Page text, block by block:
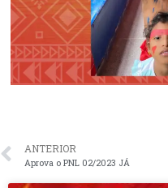
ANTERIOR
Aprova o PNL 02/2023 JÁ